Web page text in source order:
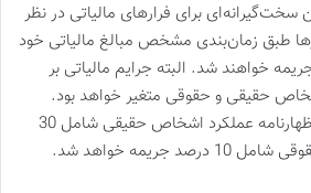
سازمان امور مالیاتی قوانین سخت‌گیرانه‎‌ای برای فرارهای مالیاتی در نظر
طبق زمان‌‌بندی مشخص مبالغ مالیاتی خود
خواهند شد. البته جرایم مالیاتی بر
حقیقی و حقوقی متغیر خواهد بود.
به‌عنوان مثال درآمدهای اظهارنامه عملکرد اشخاص حقیقی شامل 30
جریمه خواهد شد.